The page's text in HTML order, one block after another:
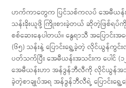
ဟက်ကာတွေက ပြင်သစ်ကလပ် အေမီယန်း
သန်းခိုးယူဖို့ ကြိုးစားခဲ့တယ် ဆိုတဲ့ဖြစ်ရပ်
စစ်ဆေးနေပါတယ်။ နွေရာသီ အပြောင်းအ
(၆၅) သန်းနဲ့ ပြောင်းရွှေ့ခဲ့တဲ့ လိုင်ယွန်
ပတ်သက်ပြီး အေမီယန်းအသင်းက ပေါင် (
အေမီယန်းဟာ အန်ဒွန်ဘီလီကို လိုင်ယွန်အသင်
ခဲ့တဲ့စာချုပ်အရ အန်ဒွန်ဘီလီရဲ့ ပြောင်းရွှေ့